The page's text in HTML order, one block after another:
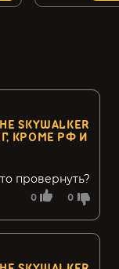
SKYWALKER
КРОМЕ РФ И
0 0
провернуть?